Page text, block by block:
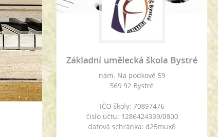
Základní umělecká škola Bystré
nám. Na podkově 59
569 92 Bystré
IČO školy: 70897476
číslo účtu: 1286424339/0800
datová schránka: d25mux8